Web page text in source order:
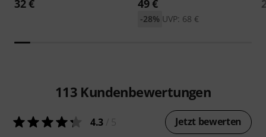
32 € 49 €
UVP: 68 €
-28%
113 Kundenbewertungen
4.3 Jetzt bewerten